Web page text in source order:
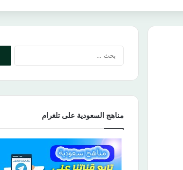
مناهج السعودية على تلغرام